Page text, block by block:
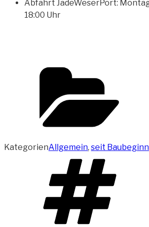
Abfahrt JadeWeserPort:
18:00 Uhr
KategorienAllgemein, seit Baubeginn